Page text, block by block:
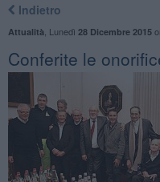
Indietro
Attualità Lunedì 28 Dicembre 2015
Conferite le